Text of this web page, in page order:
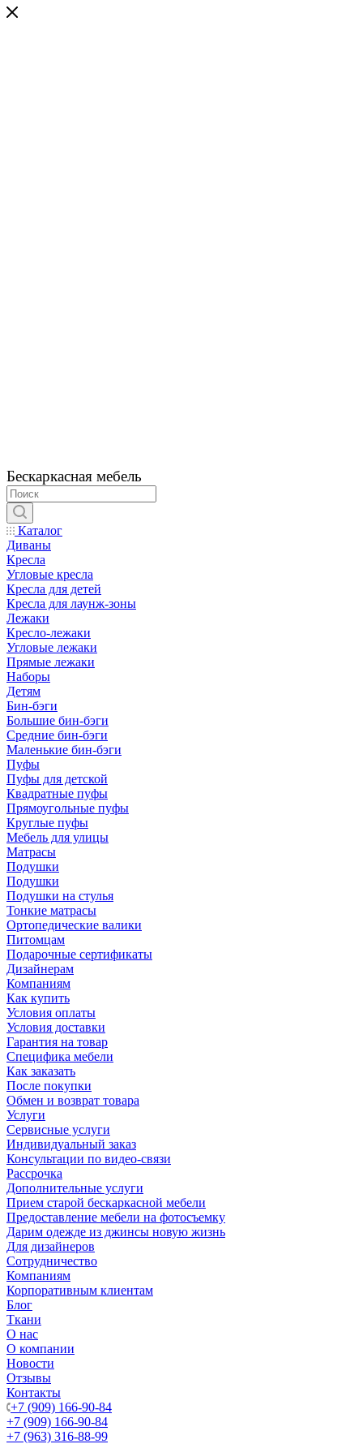
Бескаркасная мебель
Каталог
Диваны
Кресла
Угловые кресла
Кресла для детей
Кресла для лаунж-зоны
Лежаки
Кресло-лежаки
Угловые лежаки
Прямые лежаки
Наборы
Детям
Бин-бэги
Большие бин-бэги
Средние бин-бэги
Маленькие бин-бэги
Пуфы
Пуфы для детской
Квадратные пуфы
Прямоугольные пуфы
Круглые пуфы
Мебель для улицы
Матрасы
Подушки
Подушки
Подушки на стулья
Тонкие матрасы
Ортопедические валики
Питомцам
Подарочные сертификаты
Дизайнерам
Компаниям
Как купить
Условия оплаты
Условия доставки
Гарантия на товар
Специфика мебели
Как заказать
После покупки
Обмен и возврат товара
Услуги
Сервисные услуги
Индивидуальный заказ
Консультации по видео-связи
Рассрочка
Дополнительные услуги
Прием старой бескаркасной мебели
Предоставление мебели на фотосъемку
Дарим одежде из джинсы новую жизнь
Для дизайнеров
Сотрудничество
Компаниям
Корпоративным клиентам
Блог
Ткани
О нас
О компании
Новости
Отзывы
Контакты
+7 (909) 166-90-84
+7 (909) 166-90-84
+7 (963) 316-88-99